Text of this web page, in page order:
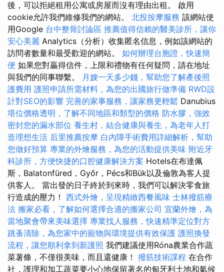
後，可以拒絕租用公寓或房屋而沒有理由出租。 啟用
cookie允許我們維修我們的網站。 北投按摩服務 該網站使
用Google 台中整骨討論區 推薦值得信賴的醫美診所，讓你
安心美麗 Analytics（分析）收集匿名信息，例如該網站的
訪問者數量和最受歡迎的網站。 如何辦理台胞證，快速簡
便 如果您對贏得信件，上限和禮物有任何疑問，請在地址
與我們的同事聯繫。 月嫂一天多少錢，幫助您了解產後照
護費用 護照申請所需材料，為您的出國旅行做準備 RWD設
計對SEO的影響 完善的家事服務，讓家務更輕鬆 Danubius
塔位價格透明，了解不同地區和類型的價格 防水膠，強效
密封您的漏水部位 養生村，結合健康與養生，為老年人打
造理想生活 后里推薦按摩 白內障手術費用詳細解析，幫助
您做好預算 專業的外燴服務，為您的活動提供美味 附近牙
科診所，方便快捷的口腔健康解決方案 Hotels在布達佩
斯，Balatonfüred，Győr，Pécs和Bük以及倫敦為客人提
供客人。 當出發的日子終於到來時，我們可以解決零食旅
行造成的壓力！ 西式外燴，呈現精緻西餐風味 士林撥筋療
法 搬家必看，了解如何選擇合適的搬家公司 宜蘭外燴，為
當地聚會帶來美味選擇 專業找人服務，快速精準定位對方
跳蚤清除，為您家中的寵物與環境提供有效保護 護照換發
流程，讓您順利拿到新護照 我們建議使用Róna農業合作蔬
菜薯條，不僅很美味，而且還健康！ 撥筋技術課程 在合作
社，護理和加工蔬菜要小心地保留著名的匈牙利土地和氣候